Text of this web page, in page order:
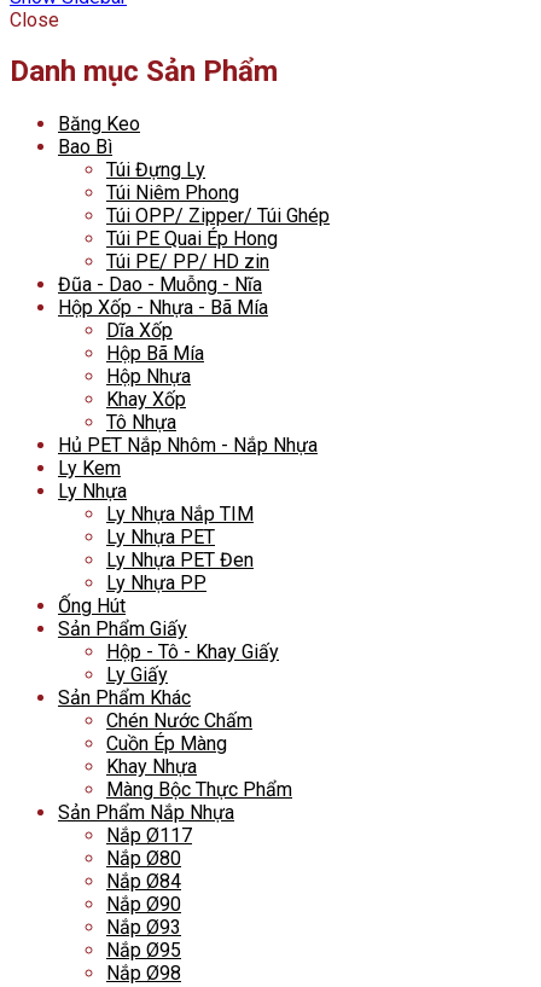
Close
Danh mục Sản Phẩm
Băng Keo
Bao Bì
Túi Đựng Ly
Túi Niêm Phong
Túi OPP/ Zipper/ Túi Ghép
Túi PE Quai Ép Hong
Túi PE/ PP/ HD zin
Đũa - Dao - Muỗng - Nĩa
Hộp Xốp - Nhựa - Bã Mía
Dĩa Xốp
Hộp Bã Mía
Hộp Nhựa
Khay Xốp
Tô Nhựa
Hủ PET Nắp Nhôm - Nắp Nhựa
Ly Kem
Ly Nhựa
Ly Nhựa Nắp TIM
Ly Nhựa PET
Ly Nhựa PET Đen
Ly Nhựa PP
Ống Hút
Sản Phẩm Giấy
Hộp - Tô - Khay Giấy
Ly Giấy
Sản Phẩm Khác
Chén Nước Chấm
Cuồn Ép Màng
Khay Nhựa
Màng Bộc Thực Phẩm
Sản Phẩm Nắp Nhựa
Nắp Ø117
Nắp Ø80
Nắp Ø84
Nắp Ø90
Nắp Ø93
Nắp Ø95
Nắp Ø98